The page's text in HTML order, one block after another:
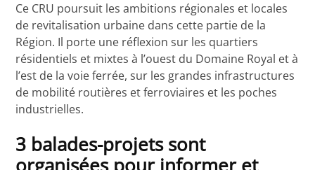
Ce CRU poursuit les ambitions régionales et locales
de revitalisation urbaine dans cette partie de la
Région. Il porte une réflexion sur les quartiers
résidentiels et mixtes à l’ouest du Domaine Royal et à
l’est de la voie ferrée, sur les grandes infrastructures
de mobilité routières et ferroviaires et les poches
industrielles.
3 balades-projets sont